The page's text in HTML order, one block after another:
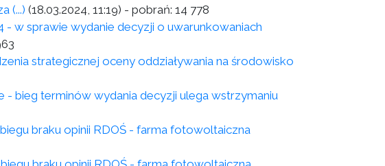
(...) (18.03.2024, 11:19) - pobrań: 14 778
- w sprawie wydanie decyzji o uwarunkowaniach
strategicznej oceny oddziaływania na środowisko
- bieg terminów wydania decyzji ulega wstrzymaniu
braku opinii RDOŚ - farma fotowoltaiczna